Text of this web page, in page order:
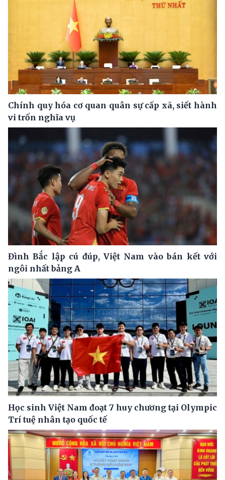
Chính quy hóa cơ quan quân sự cấp xã, siết hành
vi trốn nghĩa vụ
Đình Bắc lập cú đúp, Việt Nam vào bán kết với
ngôi nhất bảng A
Học sinh Việt Nam đoạt 7 huy chương tại Olympic
Trí tuệ nhân tạo quốc tế